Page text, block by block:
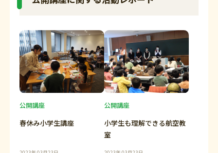
公開講座
春休み小学生講座
公開講座
小学生も理解できる航空教
室